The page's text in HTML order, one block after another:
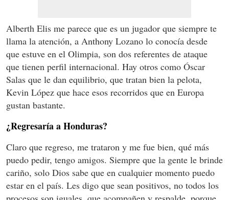
Alberth Elis me parece que es un jugador que siempre te
llama la atención, a Anthony Lozano lo conocía desde
que estuve en el Olimpia, son dos referentes de ataque
que tienen perfil internacional. Hay otros como Óscar
Salas que le dan equilibrio, que tratan bien la pelota,
Kevin López que hace esos recorridos que en Europa
gustan bastante.
¿Regresaría a Honduras?
Claro que regreso, me trataron y me fue bien, qué más
puedo pedir, tengo amigos. Siempre que la gente le brinde
cariño, solo Dios sabe que en cualquier momento puedo
estar en el país. Les digo que sean positivos, no todos los